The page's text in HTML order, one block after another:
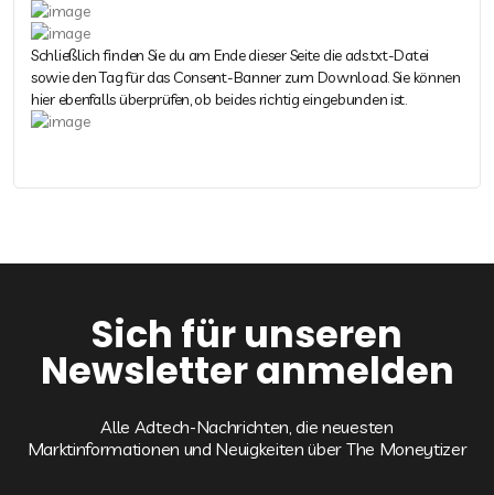
Schließlich finden Sie du am Ende dieser Seite die ads.txt-Datei
sowie den Tag für das Consent-Banner zum Download. Sie können
hier ebenfalls überprüfen, ob beides richtig eingebunden ist.
Sich für unseren
Newsletter anmelden
Alle Adtech-Nachrichten, die neuesten
Marktinformationen und Neuigkeiten über The Moneytizer